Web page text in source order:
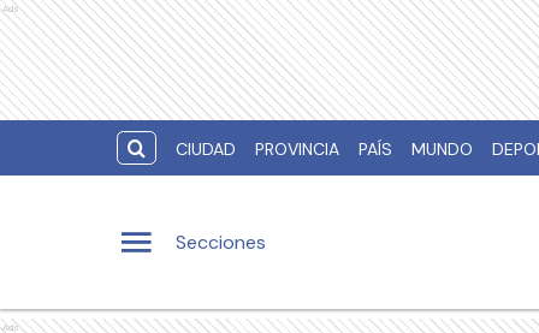
Ads
CIUDAD PROVINCIA PAÍS MUNDO
Secciones
Ads